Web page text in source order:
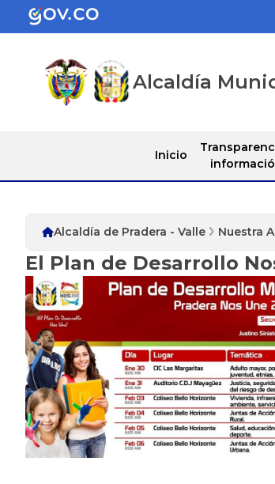
Alcaldía
Inicio
Alcaldía de Pradera - Valle Nuestra
El Plan de Desarrollo